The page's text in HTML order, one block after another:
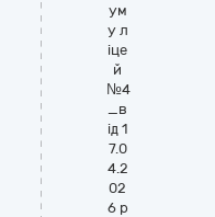
ум
у л
іце
й
№4
_в
ід 1
7.0
4.2
02
6 р